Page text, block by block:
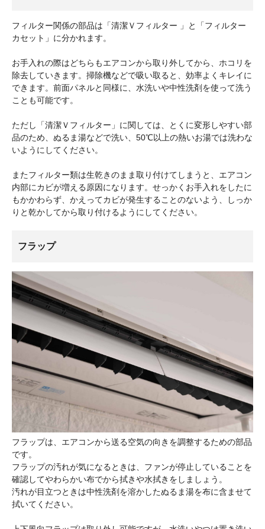
フィルター関係の部品は「清潔Ｖフィルター 」と「フィルター
カセット」に分かれます。
お手入れの際はどちらもエアコンから取り外してから、ホコリを
除去していきます。掃除機などで吸い取ると、効率よくキレイに
できます。前面パネルと同様に、水洗いや中性洗剤を使って洗う
ことも可能です。
ただし「清潔Ｖフィルター」に関しては、とくに変形しやすい部
品のため、ぬるま湯などで洗い、50℃以上の熱いお湯では洗わな
いようにしてください。
またフィルター類は生乾きのまま取り付けてしまうと、エアコン
内部にカビが増える原因になります。せっかくお手入れをしたに
もかかわらず、かえってカビが発生することのないよう、しっか
りと乾かしてから取り付けるようにしてください。
フラップ
フラップは、エアコンから送る空気の向きを調整するための部品
です。
フラップの汚れが気になるときは、ファンが停止していることを
確認してやわらかい布でから拭きや水拭きをしましょう。
汚れが目立つときは中性洗剤を溶かしたぬるま湯を布に含ませて
拭いてください。